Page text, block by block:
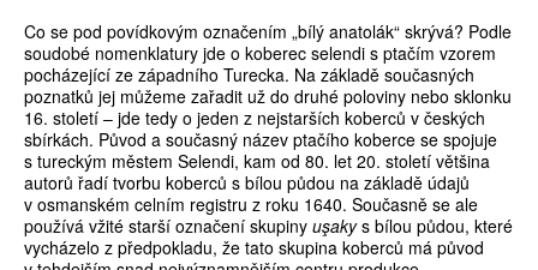
Co se pod povídkovým označením „bílý anatolák“ skrývá? Podle
soudobé nomenklatury jde o koberec selendi s ptačím vzorem
pocházející ze západního Turecka. Na základě současných
poznatků jej můžeme zařadit už do druhé poloviny nebo sklonku
16. století – jde tedy o jeden z nejstarších koberců v českých
sbírkách. Původ a současný název ptačího koberce se spojuje
s tureckým městem Selendi, kam od 80. let 20. století většina
autorů řadí tvorbu koberců s bílou půdou na základě údajů
v osmanském celním registru z roku 1640. Současně se ale
používá vžité starší označení skupiny uşakys bílou půdou, které
vycházelo z předpokladu, že tato skupina koberců má původ